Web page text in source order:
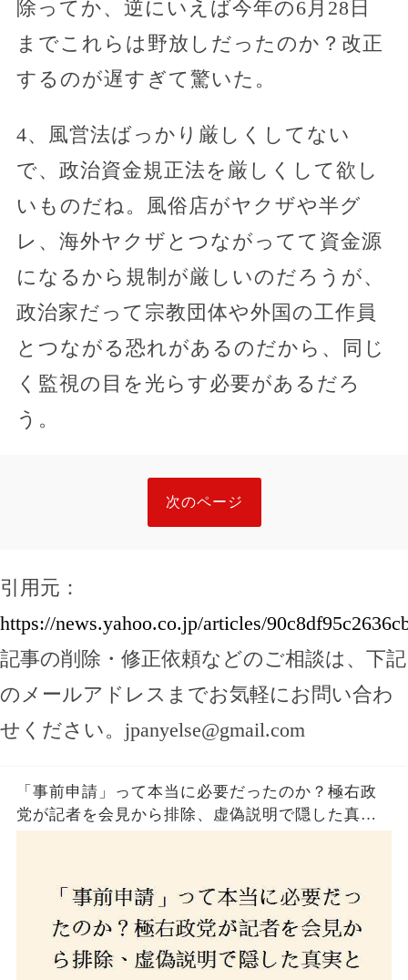
除ってか、逆にいえば今年の6月28日
までこれらは野放しだったのか？改正
するのが遅すぎて驚いた。
4、風営法ばっかり厳しくしてない
で、政治資金規正法を厳しくして欲し
いものだね。風俗店がヤクザや半グ
レ、海外ヤクザとつながってて資金源
になるから規制が厳しいのだろうが、
政治家だって宗教団体や外国の工作員
とつながる恐れがあるのだから、同じ
く監視の目を光らす必要があるだろ
う。
次のページ
引用元：
https://news.yahoo.co.jp/articles/
記事の削除・修正依頼などのご相談は、下記
のメールアドレスまでお気軽にお問い合わ
せください。 jpanyelse@gmail.com
「事前申請」って本当に必要だったのか？極右政
党が記者を会見から排除、虚偽説明で隠した真実